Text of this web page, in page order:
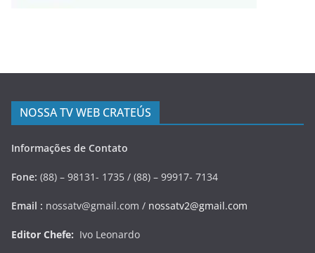
NOSSA TV WEB CRATEÚS
Informações de Contato
Fone: (88) – 98131- 1735 / (88) – 99917- 7134
Email : nossatv@gmail.com / nossatv2@gmail.com
Editor Chefe: Ivo Leonardo